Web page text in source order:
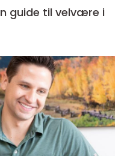
guide til velvære i